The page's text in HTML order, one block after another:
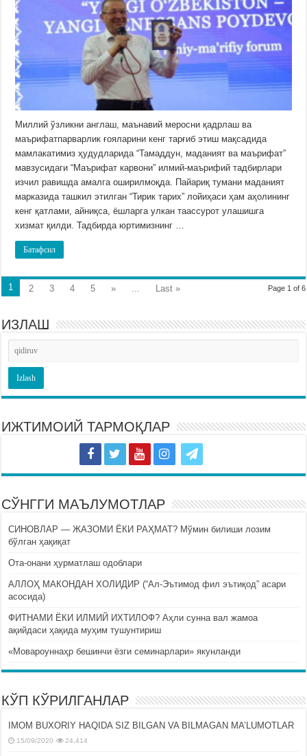
Миллий ўзликни англаш, маънавий меросни қадрлаш ва
маърифатпарварлик ғояларини кенг тарғиб этиш мақсадида
мамлакатимиз ҳудудларида “Тамаддун, маданият ва маърифат”
мавзусидаги “Маърифат карвони” илмий-маърифий тадбирлари
изчил равишда амалга оширилмоқда. Пайариқ тумани маданият
марказида ташкил этилган “Тирик тарих” лойиҳаси ҳам аҳолининг
кенг қатлами, айниқса, ёшларга улкан таассурот улашишга
хизмат қилди. Тадбирда юртимизнинг …
Батафсил
Page 1 of 6
1 2 3 4 5 » ... Last »
ИЗЛАШ
ИЖТИМОИЙ ТАРМОҚЛАР
СЎНГГИ МАЪЛУМОТЛАР
СИНОВЛАР — ЖАЗОМИ ЁКИ РАҲМАТ? Мўмин билиши лозим
бўлган ҳақиқат
Ота-онани ҳурматлаш одоблари
АЛЛОҲ МАКОНДАН ХОЛИДИР (“Ал-Эътимод фил эътиқод” асари
асосида)
ФИТНАМИ ЁКИ ИЛМИЙ ИХТИЛОФ? Аҳли сунна вал жамоа
ақийдаси ҳақида муҳим тушунтириш
«Мовароуннаҳр бешинчи ёзги семинарлари» якунланди
КЎП КЎРИЛГАНЛАР
IMOM BUXORIY HAQIDA SIZ BILGAN VA BILMAGAN MA’LUMOTLAR
15/09/2020 24,414